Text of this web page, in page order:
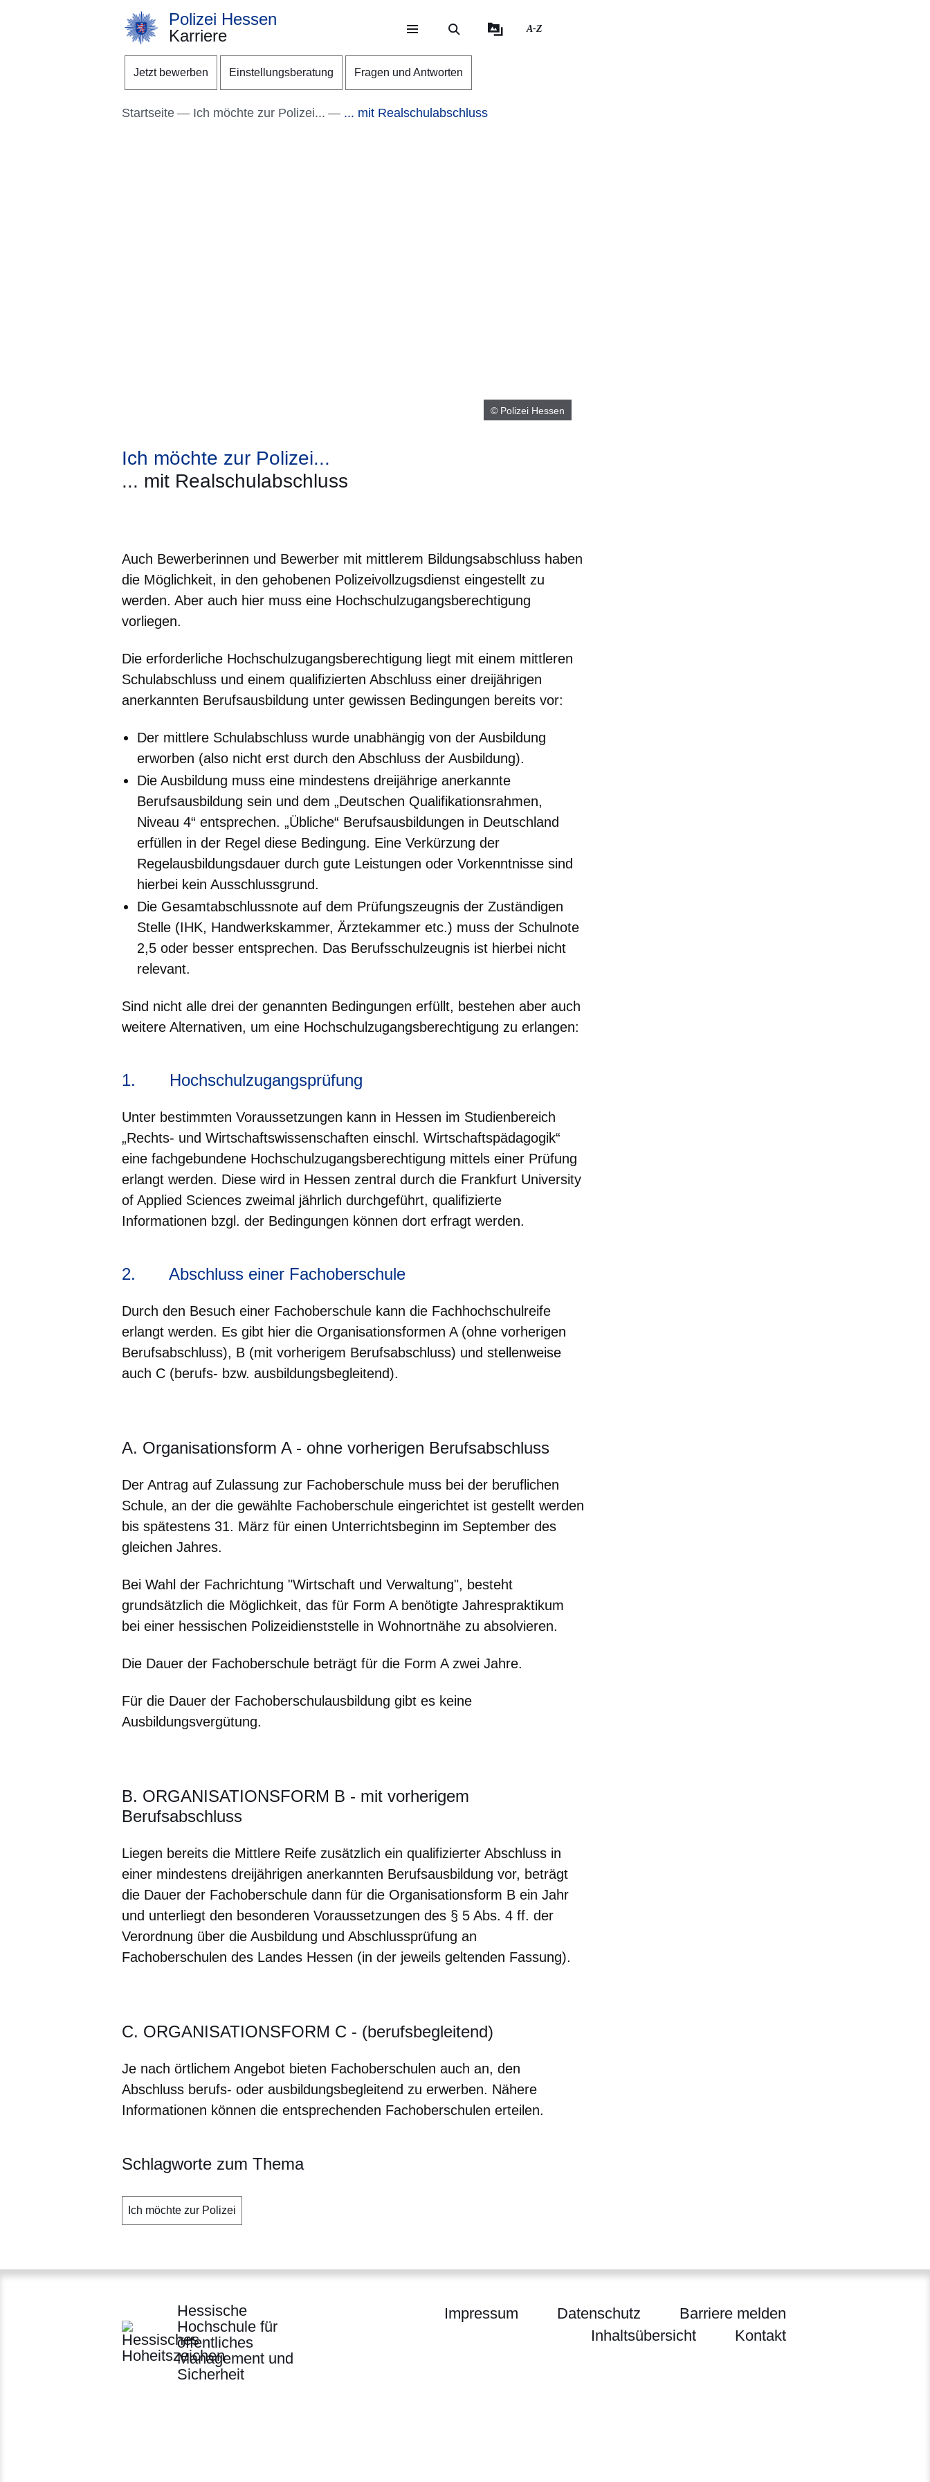
Direkt zum Kopf der Seite
Direkt zum Inhalt
Direkt zum Fuß der Seite
Polizei Hessen
Karriere
A-Z
Jetzt bewerben Einstellungsberatung Fragen und Antworten
Startseite Ich möchte zur Polizei... ... mit Realschulabschluss
© Polizei Hessen
Ich möchte zur Polizei...
... mit Realschulabschluss
Auch Bewerberinnen und Bewerber mit mittlerem Bildungsabschluss haben
die Möglichkeit, in den gehobenen Polizeivollzugsdienst eingestellt zu
werden. Aber auch hier muss eine Hochschulzugangsberechtigung
vorliegen.
Die erforderliche Hochschulzugangsberechtigung liegt mit einem mittleren
Schulabschluss und einem qualifizierten Abschluss einer dreijährigen
anerkannten Berufsausbildung unter gewissen Bedingungen bereits vor:
Der mittlere Schulabschluss wurde unabhängig von der Ausbildung
erworben (also nicht erst durch den Abschluss der Ausbildung).
Die Ausbildung muss eine mindestens dreijährige anerkannte
Berufsausbildung sein und dem „Deutschen Qualifikationsrahmen,
Niveau 4“ entsprechen. „Übliche“ Berufsausbildungen in Deutschland
erfüllen in der Regel diese Bedingung. Eine Verkürzung der
Regelausbildungsdauer durch gute Leistungen oder Vorkenntnisse sind
hierbei kein Ausschlussgrund.
Die Gesamtabschlussnote auf dem Prüfungszeugnis der Zuständigen
Stelle (IHK, Handwerkskammer, Ärztekammer etc.) muss der Schulnote
2,5 oder besser entsprechen. Das Berufsschulzeugnis ist hierbei nicht
relevant.
Sind nicht alle drei der genannten Bedingungen erfüllt, bestehen aber auch
weitere Alternativen, um eine Hochschulzugangsberechtigung zu erlangen:
1. Hochschulzugangsprüfung
Unter bestimmten Voraussetzungen kann in Hessen im Studienbereich
„Rechts- und Wirtschaftswissenschaften einschl. Wirtschaftspädagogik“
eine fachgebundene Hochschulzugangsberechtigung mittels einer Prüfung
erlangt werden. Diese wird in Hessen zentral durch die Frankfurt University
of Applied Sciences zweimal jährlich durchgeführt, qualifizierte
Informationen bzgl. der Bedingungen können dort erfragt werden.
2. Abschluss einer Fachoberschule
Durch den Besuch einer Fachoberschule kann die Fachhochschulreife
erlangt werden. Es gibt hier die Organisationsformen A (ohne vorherigen
Berufsabschluss), B (mit vorherigem Berufsabschluss) und stellenweise
auch C (berufs- bzw. ausbildungsbegleitend).
A. Organisationsform A - ohne vorherigen Berufsabschluss
Der Antrag auf Zulassung zur Fachoberschule muss bei der beruflichen
Schule, an der die gewählte Fachoberschule eingerichtet ist gestellt werden
bis spätestens 31. März für einen Unterrichtsbeginn im September des
gleichen Jahres.
Bei Wahl der Fachrichtung "Wirtschaft und Verwaltung", besteht
grundsätzlich die Möglichkeit, das für Form A benötigte Jahrespraktikum
bei einer hessischen Polizeidienststelle in Wohnortnähe zu absolvieren.
Die Dauer der Fachoberschule beträgt für die Form A zwei Jahre.
Für die Dauer der Fachoberschulausbildung gibt es keine
Ausbildungsvergütung.
B. ORGANISATIONSFORM B - mit vorherigem
Berufsabschluss
Liegen bereits die Mittlere Reife zusätzlich ein qualifizierter Abschluss in
einer mindestens dreijährigen anerkannten Berufsausbildung vor, beträgt
die Dauer der Fachoberschule dann für die Organisationsform B ein Jahr
und unterliegt den besonderen Voraussetzungen des § 5 Abs. 4 ff. der
Verordnung über die Ausbildung und Abschlussprüfung an
Fachoberschulen des Landes Hessen (in der jeweils geltenden Fassung).
C. ORGANISATIONSFORM C - (berufsbegleitend)
Je nach örtlichem Angebot bieten Fachoberschulen auch an, den
Abschluss berufs- oder ausbildungsbegleitend zu erwerben. Nähere
Informationen können die entsprechenden Fachoberschulen erteilen.
Schlagworte zum Thema
Ich möchte zur Polizei
Hessische
Hochschule für
öffentliches
Management und
Sicherheit
Impressum Datenschutz
Barriere melden
Inhaltsübersicht
Kontakt